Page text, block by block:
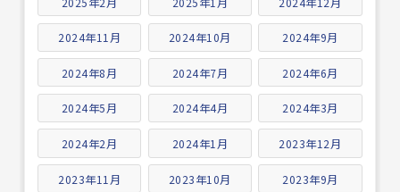
2024年11月 2024年10月 2024年9月
2024年8月 2024年7月 2024年6月
2024年5月 2024年4月 2024年3月
2024年2月 2024年1月 2023年12月
2023年11月 2023年10月 2023年9月